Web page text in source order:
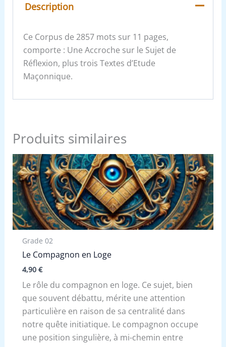
Description
Ce Corpus de 2857 mots sur 11 pages,
comporte : Une Accroche sur le Sujet de
Réflexion, plus trois Textes d’Etude
Maçonnique.
Produits similaires
Grade 02
Le Compagnon en Loge
4,90 €
Le rôle du compagnon en loge. Ce sujet, bien
que souvent débattu, mérite une attention
particulière en raison de sa centralité dans
notre quête initiatique. Le compagnon occupe
une position singulière, à mi-chemin entre